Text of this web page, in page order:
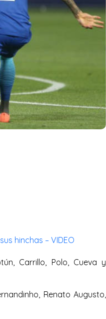
hinchas – VIDEO
Carrillo, Polo, Cueva y
Renato Augusto,